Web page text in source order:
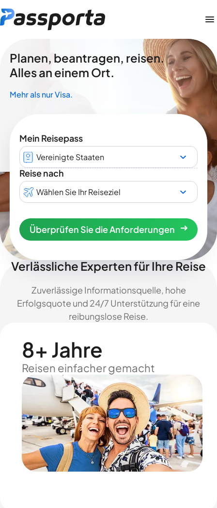
Planen, beantragen, reisen.
Alles an einem Ort.
Mehr als nur Visa.
Mein Reisepass
Vereinigte Staaten
Reise nach
Wählen Sie Ihr Reiseziel
Überprüfen Sie die Anforderungen
Verlässliche Experten für Ihre Reise
Zuverlässige Informationsquelle, hohe
Erfolgsquote und 24/7 Unterstützung für eine
reibungslose Reise.
8+ Jahre
Reisen einfacher gemacht